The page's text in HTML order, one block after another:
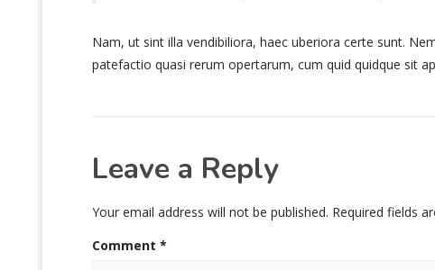
Nam, ut sint illa vendibiliora, haec uberiora certe sunt.
patefactio quasi rerum opertarum, cum quid quidque sit
Leave a Reply
Your email address will not be published. Required fields
Comment *